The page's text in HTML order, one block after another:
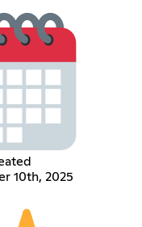
10th, 2025